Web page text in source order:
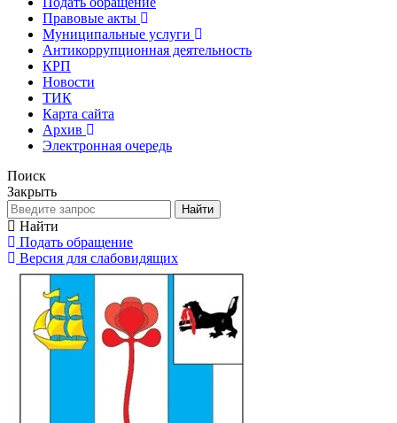
Правовые акты
Муниципальные услуги
Антикоррупционная деятельность
КРП
Новости
ТИК
Карта сайта
Архив
Электронная очередь
Поиск
Закрыть
Найти
Найти
Подать обращение
Версия для слабовидящих